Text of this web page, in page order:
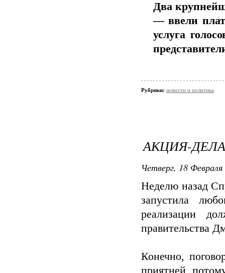
Два
— ввели
услуга
Рубрики: новости и политика
АКЦИЯ-
Четверг, 18
Неделю назад
запустила
реализации
правительства
Конечно,
приятней,